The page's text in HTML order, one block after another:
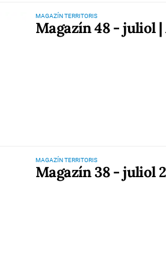
MAGAZÍN TERRITORIS
Magazín 48 - juliol |
MAGAZÍN TERRITORIS
Magazín 38 - juliol